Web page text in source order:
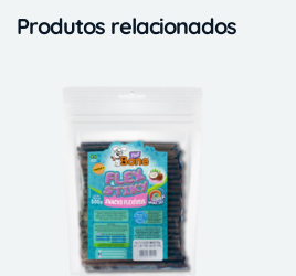
Produtos relacionados